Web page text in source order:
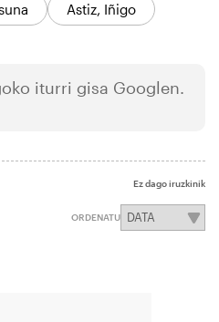
Astiz, Iñigo
iturri gisa Googlen.
Ez dago iruzkinik
ORDENATU